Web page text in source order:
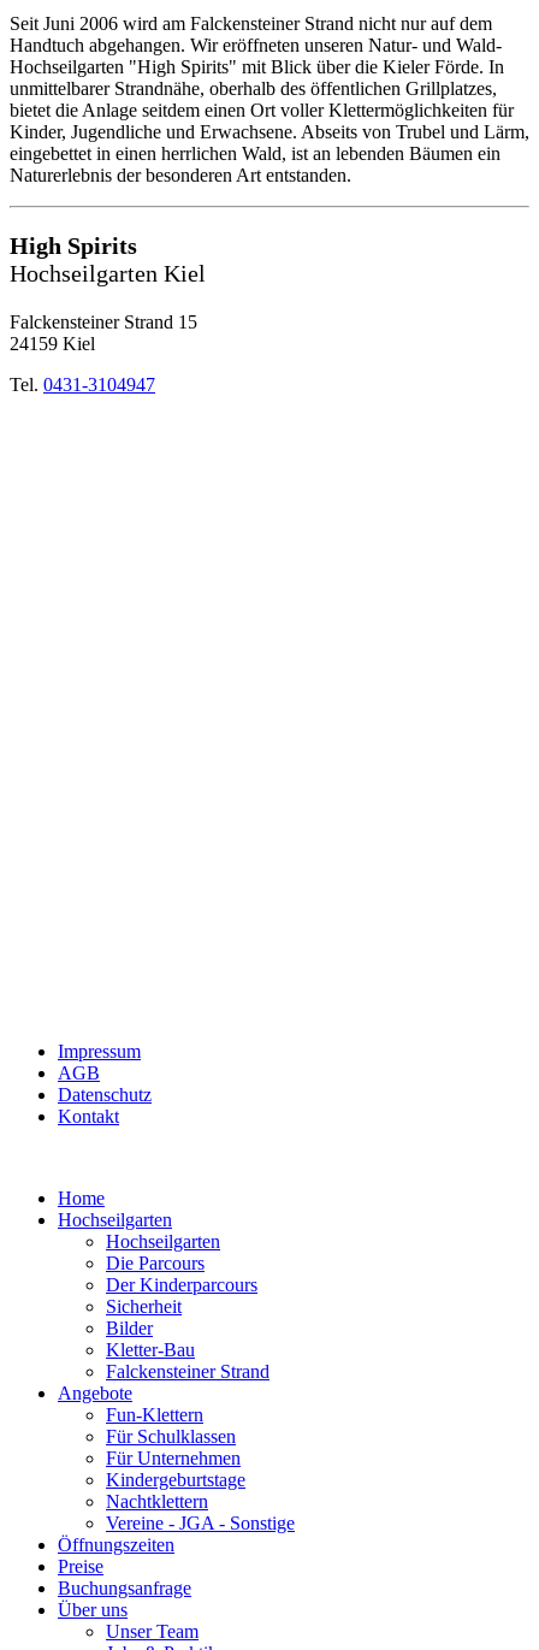
Seit Juni 2006 wird am Falckensteiner Strand nicht nur auf dem
Handtuch abgehangen. Wir eröffneten unseren Natur- und Wald-
Hochseilgarten "High Spirits" mit Blick über die Kieler Förde. In
unmittelbarer Strandnähe, oberhalb des öffentlichen Grillplatzes,
bietet die Anlage seitdem einen Ort voller Klettermöglichkeiten für
Kinder, Jugendliche und Erwachsene. Abseits von Trubel und Lärm,
eingebettet in einen herrlichen Wald, ist an lebenden Bäumen ein
Naturerlebnis der besonderen Art entstanden.
High Spirits
Hochseilgarten Kiel
Falckensteiner Strand 15
24159 Kiel
Tel. 0431-3104947
Impressum
AGB
Datenschutz
Kontakt
Home
Hochseilgarten
Hochseilgarten
Die Parcours
Der Kinderparcours
Sicherheit
Bilder
Kletter-Bau
Falckensteiner Strand
Angebote
Fun-Klettern
Für Schulklassen
Für Unternehmen
Kindergeburtstage
Nachtklettern
Vereine - JGA - Sonstige
Öffnungszeiten
Preise
Buchungsanfrage
Über uns
Unser Team